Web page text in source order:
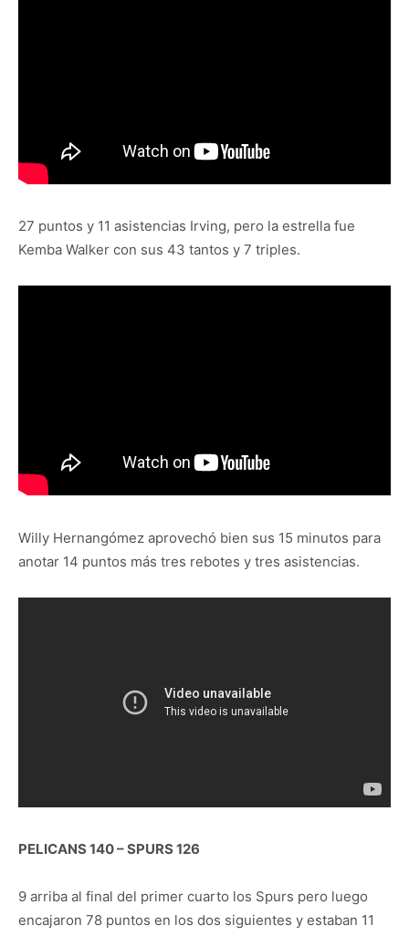
27 puntos y 11 asistencias Irving, pero la estrella fue
Kemba Walker con sus 43 tantos y 7 triples.
Willy Hernangómez aprovechó bien sus 15 minutos para
anotar 14 puntos más tres rebotes y tres asistencias.
PELICANS 140 – SPURS 126
9 arriba al final del primer cuarto los Spurs pero luego
encajaron 78 puntos en los dos siguientes y estaban 11